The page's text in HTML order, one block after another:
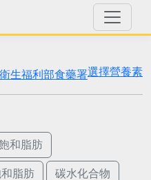
選擇營養素
衛生福利部食藥署
和脂肪
脂肪 碳水化合物